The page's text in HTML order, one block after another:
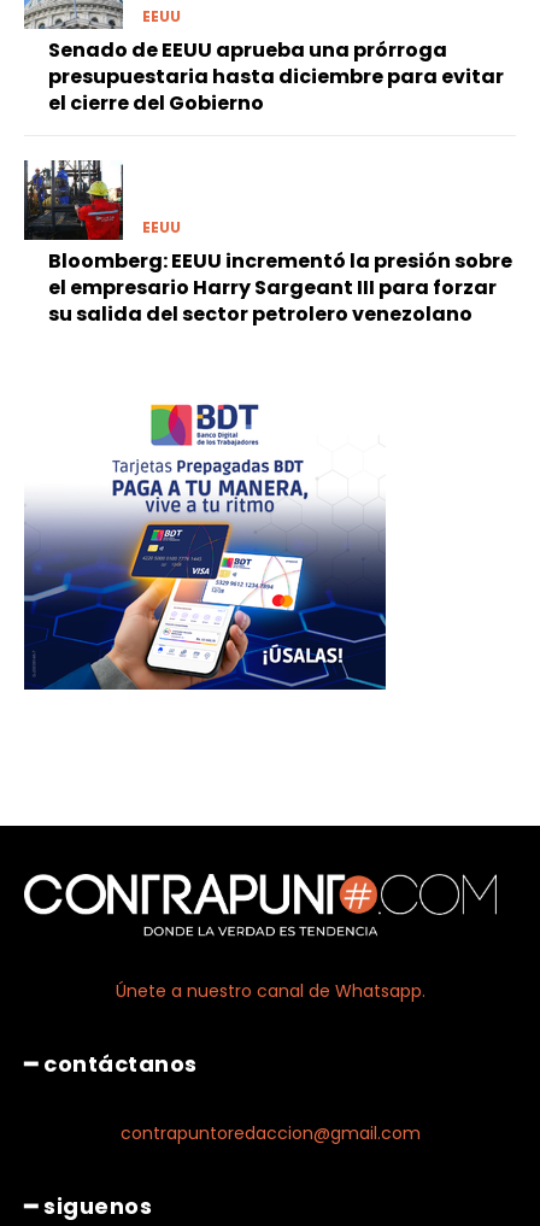
EEUU
Senado de EEUU aprueba una prórroga
presupuestaria hasta diciembre para evitar
el cierre del Gobierno
EEUU
Bloomberg: EEUU incrementó la presión sobre
el empresario Harry Sargeant III para forzar
su salida del sector petrolero venezolano
Únete a nuestro canal de Whatsapp.
━ contáctanos
contrapuntoredaccion@gmail.com
━ siguenos